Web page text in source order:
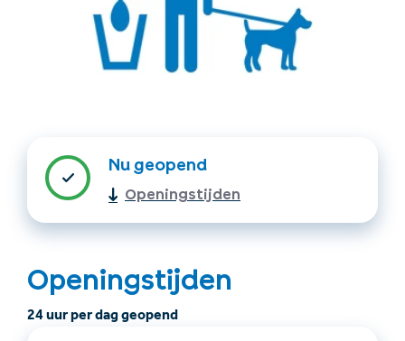
Accommodatie
Ticket- &
Nederlands
+43/5476/6239
Nu geopend
Openingstijden
Openingstijden
24 uur per dag geopend